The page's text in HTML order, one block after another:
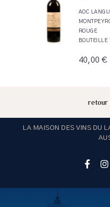
AOC
ROUGE
BOUTEILLE
40,00 €
retour
LA MAISON DES VINS DU